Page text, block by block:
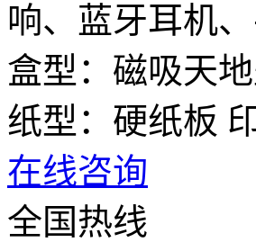
响、蓝牙耳机
盒型：磁吸天
纸型：硬纸板
在线咨询
全国热线